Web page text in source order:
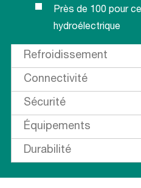
Près de 100 pour
hydroélectrique
Refroidissement
Connectivité
Sécurité
Équipements
Durabilité